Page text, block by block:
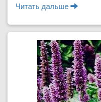
Читать дальше